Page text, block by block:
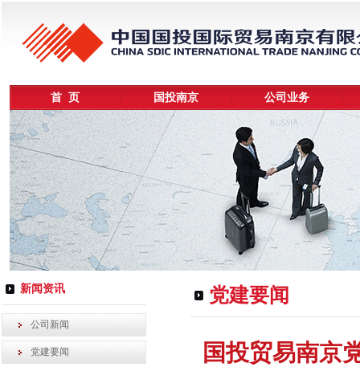
首 页 国投南京 公司业务
新闻资讯
公司新闻
党建要闻
党建要闻
国投贸易南京